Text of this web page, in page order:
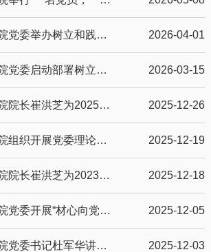
材料科学与工程学院党委举办树立和践行正确政绩观学习教育读书班 2026-04-01
材料科学与工程学院党委启动部署树立和践行正确政绩观学习教育 2026-03-15
材料科学与工程学院院长崔洪芝为2025级材料科学与工程硕士班讲授形势与政策课 2025-12-26
材料科学与工程学院组织开展党委理论学习中心组（扩大）集体学习 2025-12-19
材料科学与工程学院院长崔洪芝为2023级硕士研究生第一党支部讲授形势与政策课 2025-12-18
材料科学与工程学院党委开展“材心向党，勇担使命”党性教育活动 2025-12-05
材料科学与工程学院党委书记杜军华讲授形势与政策课 2025-12-03